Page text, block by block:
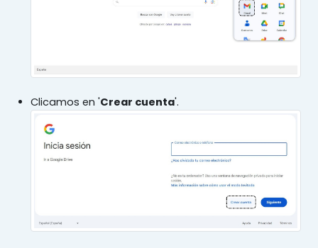
Clicamos en 'Crear cuenta'.